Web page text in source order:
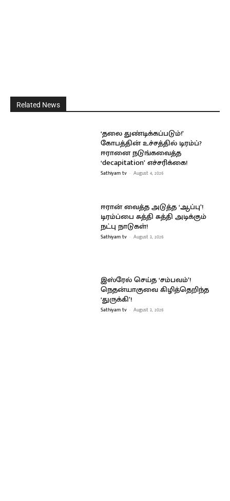
Related News
‘தலை துண்டிக்கப்படும்!’
கோபத்தின் உச்சத்தில் டிரம்ப்?
ஈரானை நடுங்கவைத்த
‘decapitation’ எச்சரிக்கை!
Sathiyam tv - August 4, 2026
ஈரான் வைத்த அடுத்த ‘ஆப்பு’!
டிரம்ப்பை சுத்தி சுத்தி அடிக்கும்
நட்பு நாடுகள்!
Sathiyam tv - August 3, 2026
இஸ்ரேல் செய்த ‘சம்பவம்’!
நெதன்யாகுவை கிழித்தெறிந்த
‘துருக்கி’!
Sathiyam tv - August 3, 2026